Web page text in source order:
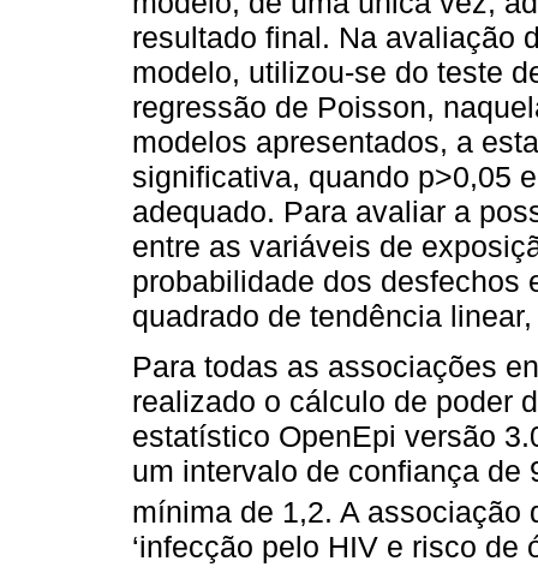
resultado final. Na avaliação
modelo, utilizou-se do teste
regressão de Poisson,
modelos apresentados, a
significativa, quando p>0,05
adequado. Para avaliar a
entre as variáveis de
probabilidade dos desfechos
quadrado de tendência
Para todas as associações
realizado o cálculo de poder
estatístico OpenEpi versão
um intervalo de confiança de
mínima de 1,2. A associação
‘infecção pelo HIV e risco de